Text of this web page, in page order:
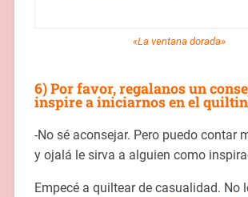
«La ventana dorada»
6) Por favor, regalanos un
inspire a iniciarnos en el
-No sé aconsejar. Pero puedo contar
y ojalá le sirva a alguien como
Empecé a quiltear de casualidad. No